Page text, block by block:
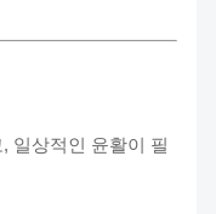
일상적인 윤활이 필